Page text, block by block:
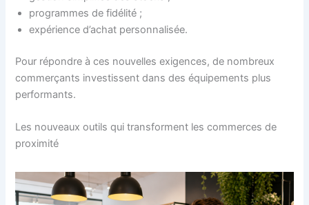
programmes de fidélité ;
expérience d’achat personnalisée.
Pour répondre à ces nouvelles exigences, de nombreux
commerçants investissent dans des équipements plus
performants.
Les nouveaux outils qui transforment les commerces de
proximité